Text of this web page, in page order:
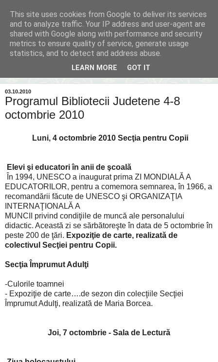
Inima Bacăului
Din inima Bacăului...spre inima ta...
03.10.2010
Programul Bibliotecii Judetene 4-8
octombrie 2010
Luni, 4 octombrie 2010 Secţia pentru Copii
Elevi şi educatori în anii de şcoală
În 1994, UNESCO a inaugurat prima ZI MONDIALĂ A
EDUCATORILOR, pentru a comemora semnarea, în 1966, a
recomandării făcute de UNESCO şi ORGANIZAŢIA
INTERNAŢIONALĂ A
MUNCII privind condiţiile de muncă ale personalului
didactic. Această zi se sărbătoreşte în data de 5 octombrie în
peste 200 de ţări. Expoziţie de carte, realizată de
colectivul Secţiei pentru Copii.
Secţia Împrumut Adulţi
-Culorile toamnei
- Expoziţie de carte….de sezon din colecţiile Secţiei
Împrumut Adulţi, realizată de Maria Borcea.
Joi, 7 octombrie - Sala de Lectură
This site uses cookies from Google to deliver its services
and to analyze traffic. Your IP address and user-agent are
shared with Google along with performance and security
metrics to ensure quality of service, generate usage
statistics, and to detect and address abuse.
LEARN MORE GOT IT